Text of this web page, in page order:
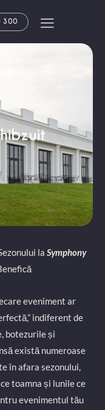
300
la Symphony
eveniment ar
indiferent de
botezurile și
există numeroase
în afara sezonului,
toamna și lunile ce
evenimentul tău